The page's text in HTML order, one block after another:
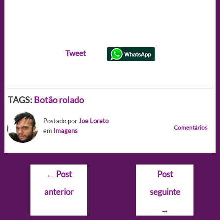
Tweet
TAGS: Botão rolado
Postado porJoe Loreto
em Imagens Comentários
Navegação
Post
← Post
anterior
Post
seguinte
→